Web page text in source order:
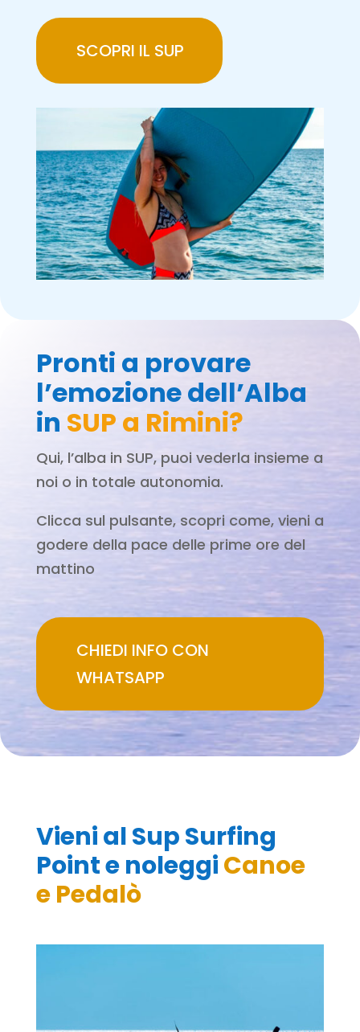
SCOPRI IL SUP
Pronti a provare
l’emozione dell’Alba
in SUP a Rimini?
Qui, l’alba in SUP, puoi vederla insieme a
noi o in totale autonomia.
Clicca sul pulsante, scopri come, vieni a
godere della pace delle prime ore del
mattino
CHIEDI INFO CON
WHATSAPP
Vieni al Sup Surfing
Point e noleggiCanoe
e Pedalò